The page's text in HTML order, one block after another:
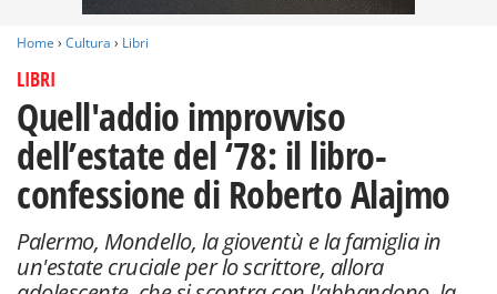
Home › Cultura › Libri
LIBRI
Quell'addio improvviso
dell’estate del ‘78: il libro-
confessione di Roberto Alajmo
Palermo, Mondello, la gioventù e la famiglia in
un'estate cruciale per lo scrittore, allora